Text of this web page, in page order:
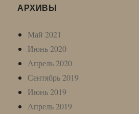
АРХИВЫ
Май 2021
Июнь 2020
Апрель 2020
Сентябрь 2019
Июнь 2019
Апрель 2019